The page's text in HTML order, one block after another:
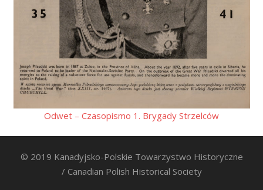
Odwet – Czasopismo 1. Brygady Strzelców
© 2019 Kanadyjsko-Polskie Towarzystwo Historyczne
/ Canadian Polish Historical Society